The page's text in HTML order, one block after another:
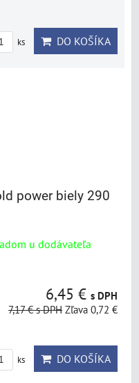
ks DO KOŠÍKA
power biely 290
u dodávateľa
6,45 € s DPH
7,17 €s DPH Zľava 0,72 €
ks DO KOŠÍKA